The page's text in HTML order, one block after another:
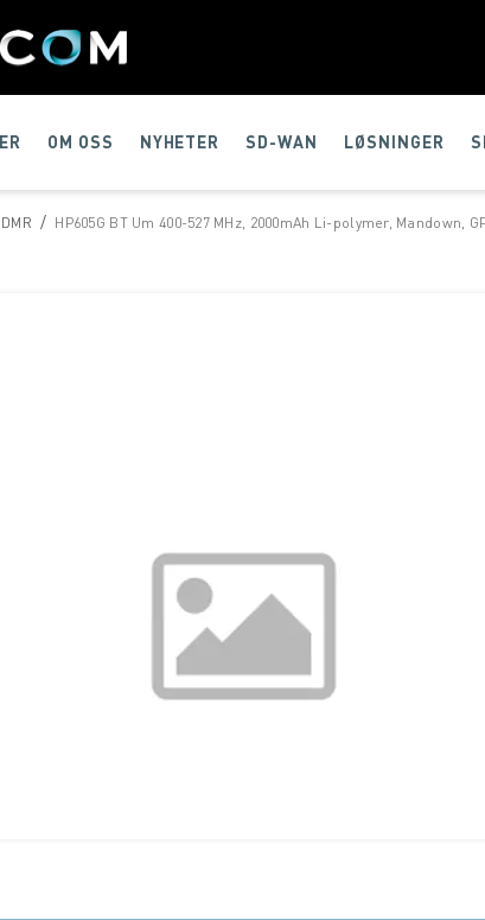
OM OSS NYHETER SD-WAN LØSNINGER
/
DMR HP605G BT Um 400-527 MHz, 2000mAh Li-polymer, Mandown,